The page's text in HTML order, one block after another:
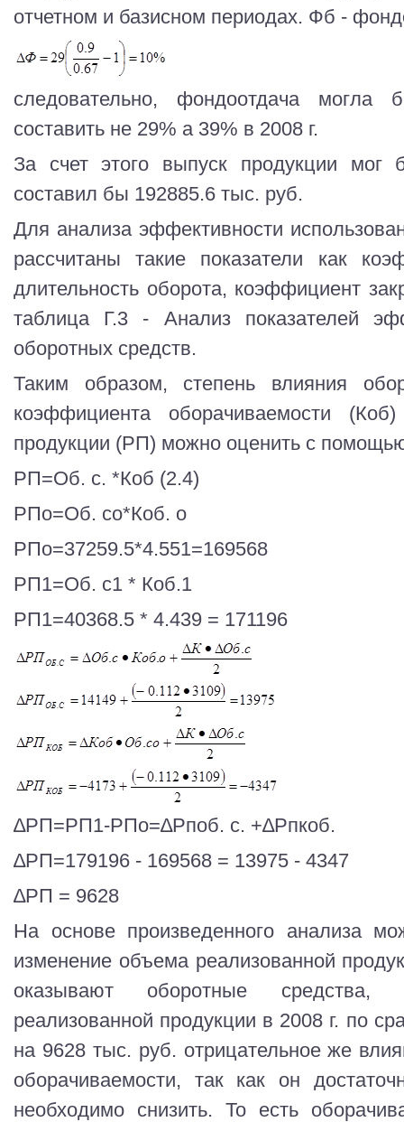
отчетном и базисном периодах. Фб -
следовательно, фондоотдача
составить не 29% а 39% в 2008 г.
За счет этого выпуск продукции мог
составил бы 192885.6 тыс. руб.
Для анализа эффективности
рассчитаны такие показатели как
длительность оборота, коэффициент
таблица Г.3 - Анализ показателей
оборотных средств.
Таким образом, степень влияния
коэффициента оборачиваемости
продукции (РП) можно оценить с
РП=Об. с. *Коб (2.4)
РПо=Об. со*Коб. о
РПо=37259.5*4.551=169568
РП1=Об. с1 * Коб.1
РП1=40368.5 * 4.439 = 171196
∆РП=РП1-РПо=∆Рпоб. с. +∆Рпкоб.
∆РП=179196 - 169568 = 13975 - 4347
∆РП = 9628
На основе произведенного анализа
изменение объема реализованной
оказывают оборотные
реализованной продукции в 2008 г. по
на 9628 тыс. руб. отрицательное же
оборачиваемости, так как он
необходимо снизить. То есть